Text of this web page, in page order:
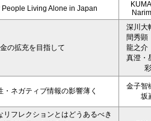
Living Alone in Japan
の拡充を目指して
深川大
間秀顕
龍之介
真澄・
彩
ネガティブ情報の影響薄く
金子智
坂
フレクションとはどうあるべき